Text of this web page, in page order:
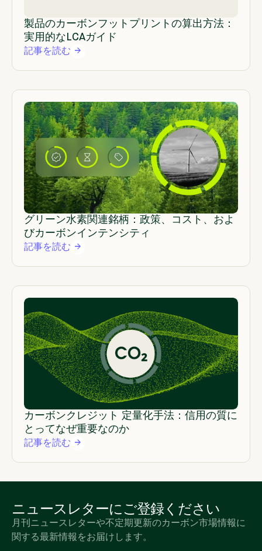
製品のカーボンフットプリントの算出方法：
実用的なLCAガイド
記事を読む
グリーン水素関連銘柄：政策、コスト、およ
びカーボンインテンシティ
記事を読む
カーボンクレジット 定量化手法：信用の質に
とってなぜ重要なのか
記事を読む
ニュースレターにご登録ください
月刊ニュースレターや不定期更新のカーボン市場情報に
関する最新情報をお届けします。